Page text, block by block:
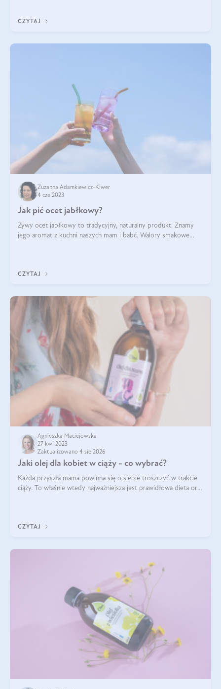
CZYTAJ
Zuzanna Adamkiewicz-Kiwer
4 cze 2023
Jak pić ocet jabłkowy?
Żywy ocet jabłkowy to tradycyjny, naturalny produkt. Znamy
jego aromat z kuchni naszych mam i babć. Walory smakowe
CZYTAJ
Agnieszka Maciejowska
27 kwi 2023
Zaktualizowano 4 sie 2026
Jaki olej dla kobiet w ciąży - co wybrać?
Każda przyszła mama powinna się o siebie troszczyć w trakcie
ciąży. To właśnie wtedy najważniejsza jest prawidłowa dieta oraz
CZYTAJ